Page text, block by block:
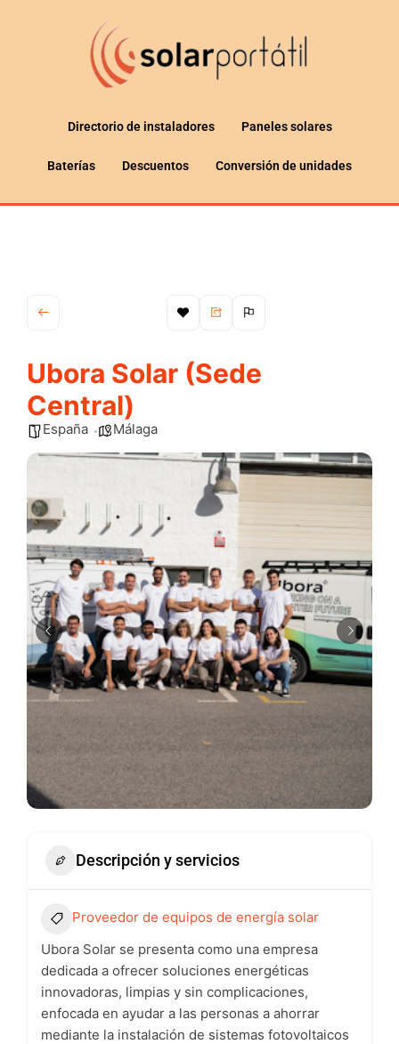
Directorio de instaladores Paneles solares
Baterías Descuentos Conversión de unidades
Ubora Solar (Sede
Central)
España Málaga
Descripción y servicios
Proveedor de equipos de energía solar
Ubora Solar se presenta como una empresa
dedicada a ofrecer soluciones energéticas
innovadoras, limpias y sin complicaciones,
enfocada en ayudar a las personas a ahorrar
mediante la instalación de sistemas fotovoltaicos